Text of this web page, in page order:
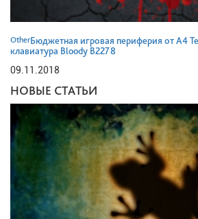
OtherБюджетная игровая периферия от A4
клавиатура Bloody B2278
09.11.2018
НОВЫЕ СТАТЬИ